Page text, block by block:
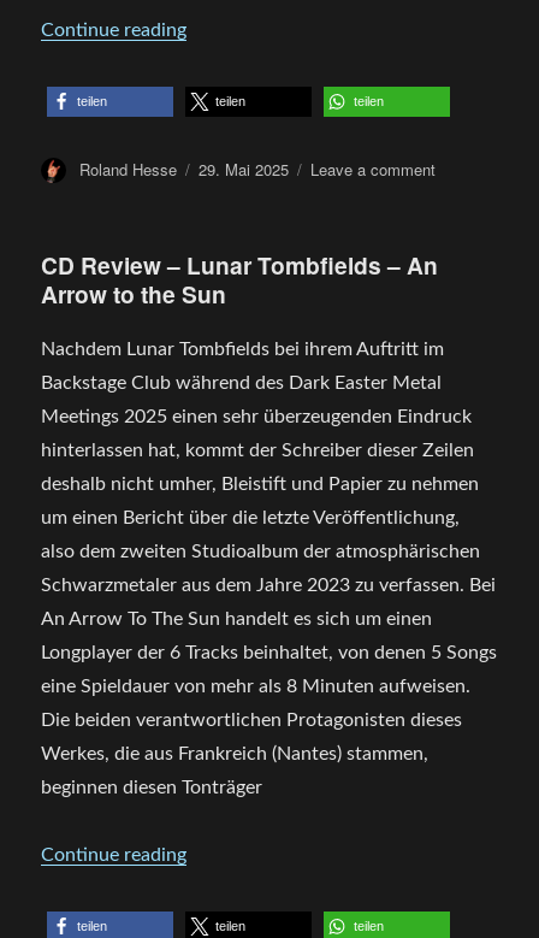
Continue reading„CD Review – Andras – The Eternal
teilen teilen teilen
Author
Roland Hesse
Posted
29. Mai 2025 Leave a commenton
Andras
Eternal
March
CD Review – Lunar Tombfields – An
Arrow to the Sun
Nachdem Lunar Tombfields bei ihrem Auftritt im
Backstage Club während des Dark Easter Metal
Meetings 2025 einen sehr überzeugenden Eindruck
hinterlassen hat, kommt der Schreiber dieser Zeilen
deshalb nicht umher, Bleistift und Papier zu nehmen
um einen Bericht über die letzte Veröffentlichung,
also dem zweiten Studioalbum der atmosphärischen
Schwarzmetaler aus dem Jahre 2023 zu verfassen. Bei
An Arrow To The Sun handelt es sich um einen
Longplayer der 6 Tracks beinhaltet, von denen 5 Songs
eine Spieldauer von mehr als 8 Minuten aufweisen.
Die beiden verantwortlichen Protagonisten dieses
Werkes, die aus Frankreich (Nantes) stammen,
beginnen diesen Tonträger
Continue reading„CD Review – Lunar Tombfields – An
teilen teilen teilen